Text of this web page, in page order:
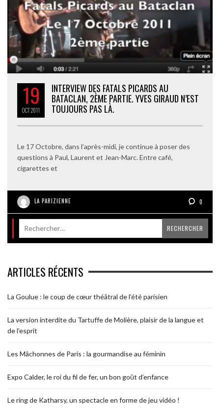
19
OCT2011
INTERVIEW DES FATALS PICARDS AU
BATACLAN, 2ÈME PARTIE. YVES GIRAUD N’EST
TOUJOURS PAS LÀ.
Le 17 Octobre, dans l’après-midi, je continue à poser des
questions à Paul, Laurent et Jean-Marc. Entre café,
cigarettes et
LA PARIZIENNE 0
ARTICLES RÉCENTS
La Goulue : le coup de cœur théâtral de l’été parisien
La version interdite du Tartuffe de Molière, plaisir de la langue et
de l’esprit
Les Mâchonnes de Paris : la gourmandise au féminin
Expo Calder, le roi du fil de fer, un bon goût d’enfance
Le ring de Katharsy, un spectacle en forme de jeu vidéo !